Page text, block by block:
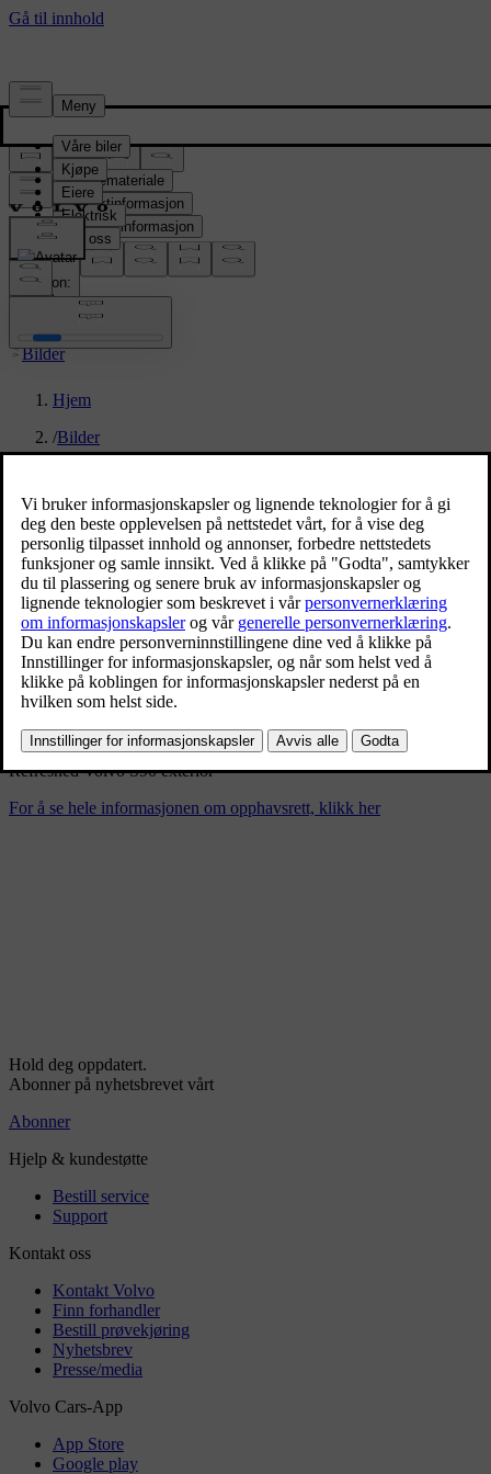
Presserom
Pressemateriale
Produktinformasjon
Selskapsinformasjon
Mediekontakter
location:
NO
Bilder
Hjem
/Bilder
Refreshed Volvo S90 interior
4/17/2025
Bokmerke
Del
Last ned
Refreshed Volvo S90 exterior
For å se hele informasjonen om opphavsrett, klikk her